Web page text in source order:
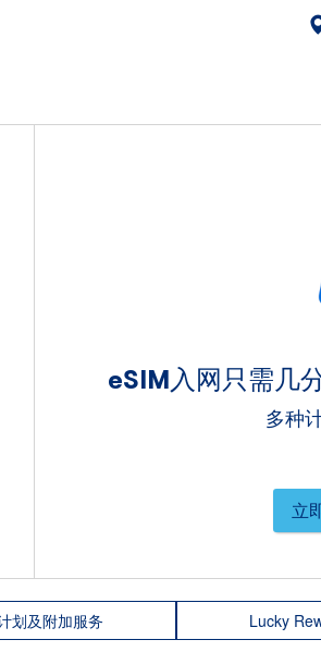
eSIM入网只需几
多种
立
划及附加服务 Lucky